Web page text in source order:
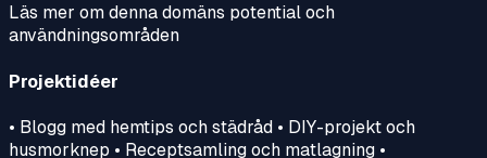
Läs mer om denna domäns potential och
användningsområden
Projektidéer
• Blogg med hemtips och städråd • DIY-projekt och
husmorknep • Receptsamling och matlagning •